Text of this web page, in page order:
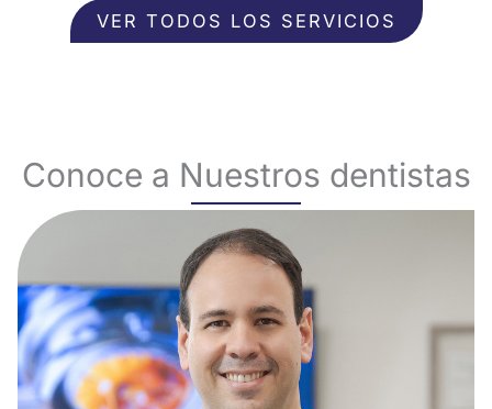
VER TODOS LOS SERVICIOS
Conoce a Nuestros dentistas